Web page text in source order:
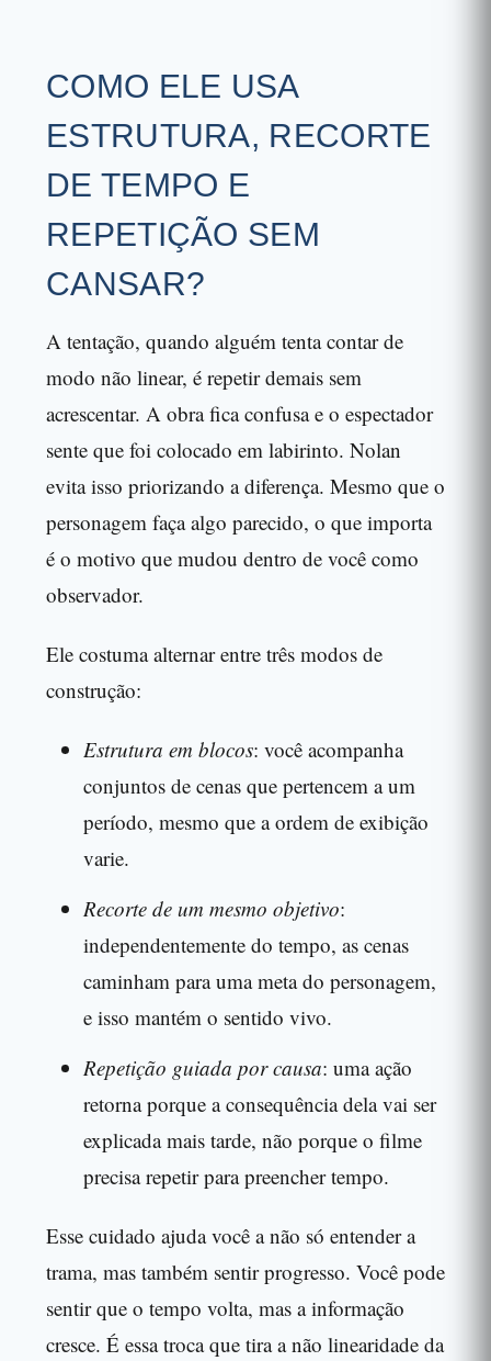
COMO ELE USA
ESTRUTURA, RECORTE
DE TEMPO E
REPETIÇÃO SEM
CANSAR?
A tentação, quando alguém tenta contar de
modo não linear, é repetir demais sem
acrescentar. A obra fica confusa e o espectador
sente que foi colocado em labirinto. Nolan
evita isso priorizando a diferença. Mesmo que o
personagem faça algo parecido, o que importa
é o motivo que mudou dentro de você como
observador.
Ele costuma alternar entre três modos de
construção:
Estrutura em blocos: você acompanha
conjuntos de cenas que pertencem a um
período, mesmo que a ordem de exibição
varie.
Recorte de um mesmo objetivo:
independentemente do tempo, as cenas
caminham para uma meta do personagem,
e isso mantém o sentido vivo.
Repetição guiada por causa: uma ação
retorna porque a consequência dela vai ser
explicada mais tarde, não porque o filme
precisa repetir para preencher tempo.
Esse cuidado ajuda você a não só entender a
trama, mas também sentir progresso. Você pode
sentir que o tempo volta, mas a informação
cresce. É essa troca que tira a não linearidade da